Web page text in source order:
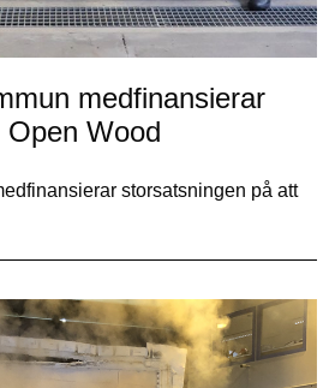
medfinansierar
Wood
storsatsningen på att